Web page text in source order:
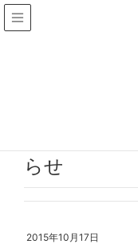
らせ
2015年10月17日